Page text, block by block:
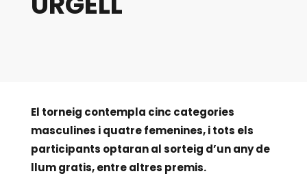
El torneig contempla cinc categories
masculines i quatre femenines, i tots els
participants optaran al sorteig d’un any de
llum gratis, entre altres premis.